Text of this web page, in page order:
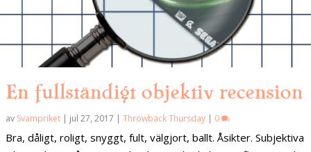
En fullständigt objektiv recension
av Svampriket | jul 27, 2017 | Throwback Thursday | 0
Bra, dåligt, roligt, snyggt, fult, välgjort, ballt. Åsikter. Subjektiva